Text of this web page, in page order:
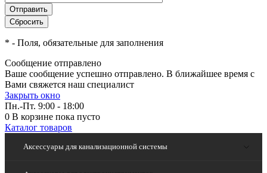
* - Поля, обязательные для заполнения
Сообщение отправлено
Ваше сообщение успешно отправлено. В ближайшее время с
Вами свяжется наш специалист
Закрыть окно
Пн.-Пт. 9:00 - 18:00
0 В корзине пока пусто
Каталог товаров
Аксессуары для канализационной системы